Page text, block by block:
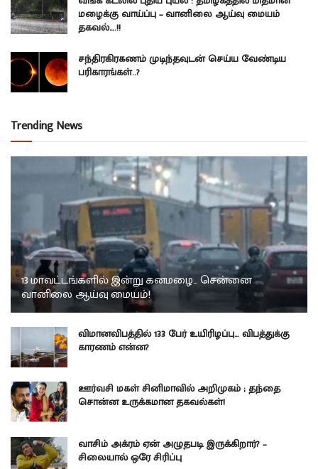
மழைக்கு வாய்ப்பு – வானிலை ஆய்வு மையம்
தகவல்….!!
சந்திரகிரகணம் முடிந்தவுடன் செய்ய வேண்டிய
பரிகாரங்கள்..?
Trending News
13 மாவட்டங்களில் இன்று கனமழை… சென்னை
வானிலை ஆய்வு மையம்!
விமானவிபத்தில் 133 பேர் உயிரிழப்பு… விபத்துக்கு
காரணம் என்ன?
ஊர்வசி மகள் சினிமாவில் அறிமுகம் ; தந்தை
சொன்ன உருக்கமான தகவல்கள்!
வாசிம் அக்ரம் ஏன் அழுதபடி இருக்கிறார்? –
சிலையால் ஒரே சிரிப்பு